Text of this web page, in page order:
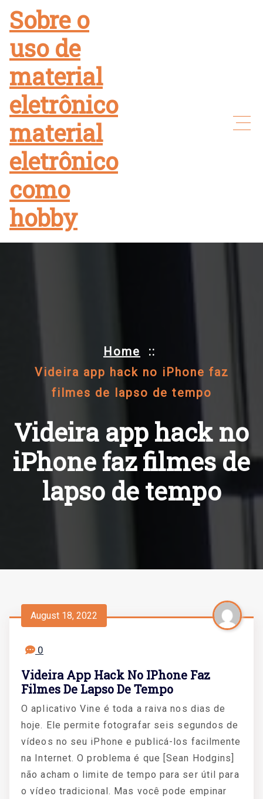
content
Sobre o
uso de
material
eletrônico
material
eletrônico
como
hobby
Home ::
Videira app hack no iPhone faz
filmes de lapso de tempo
Videira app hack no
iPhone faz filmes de
lapso de tempo
August 18, 2022
0
Videira App Hack No IPhone Faz
Filmes De Lapso De Tempo
O aplicativo Vine é toda a raiva nos dias de
hoje. Ele permite fotografar seis segundos de
vídeos no seu iPhone e publicá-los facilmente
na Internet. O problema é que [Sean Hodgins]
não acham o limite de tempo para ser útil para
o vídeo tradicional. Mas você pode empinar